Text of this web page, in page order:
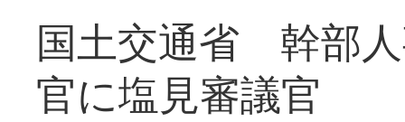
国土交通省 幹部
官に塩見審議官